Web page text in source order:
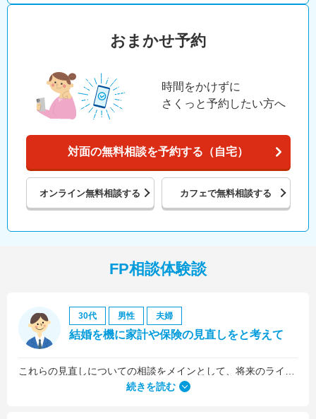
おまかせ予約
時間をかけずに
さくっと予約したい方へ
対面の無料相談を予約する（自宅）
オンライン無料相談する カフェで無料相談する
FP相談体験談
30代 男性 夫婦
結婚を機に家計や保険の見直しをと考えて
続きを読む